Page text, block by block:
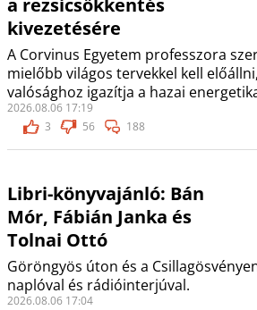
a rezsicsökkentés
kivezetésére
A Corvinus Egyetem professzora
mielőbb világos tervekkel kell
valósághoz igazítja a hazai
2026.08.06 17:19
3
56 188
Libri-könyvajánló: Bán
Mór, Fábián Janka és
Tolnai Ottó
Göröngyös úton és a
naplóval és rádióinterjúval.
2026.08.06 17:04